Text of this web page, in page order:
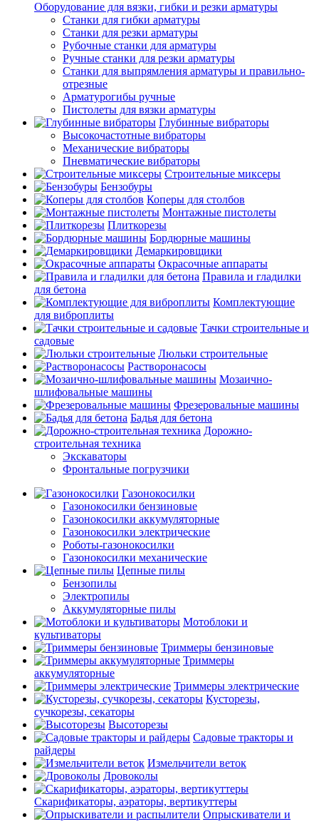
Оборудование для вязки, гибки и резки арматуры
Станки для гибки арматуры
Станки для резки арматуры
Рубочные станки для арматуры
Ручные станки для резки арматуры
Станки для выпрямления арматуры и правильно-
отрезные
Арматурогибы ручные
Пистолеты для вязки арматуры
Глубинные вибраторы
Высокочастотные вибраторы
Механические вибраторы
Пневматические вибраторы
Строительные миксеры
Бензобуры
Коперы для столбов
Монтажные пистолеты
Плиткорезы
Бордюрные машины
Демаркировщики
Окрасочные аппараты
Правила и гладилки
для бетона
Комплектующие
для виброплиты
Тачки строительные и
садовые
Люльки строительные
Растворонасосы
Мозаично-
шлифовальные машины
Фрезеровальные машины
Бадья для бетона
Дорожно-
строительная техника
Экскаваторы
Фронтальные погрузчики
Газонокосилки
Газонокосилки бензиновые
Газонокосилки аккумуляторные
Газонокосилки электрические
Роботы-газонокосилки
Газонокосилки механические
Цепные пилы
Бензопилы
Электропилы
Аккумуляторные пилы
Мотоблоки и
культиваторы
Триммеры бензиновые
Триммеры
аккумуляторные
Триммеры электрические
Кусторезы,
сучкорезы, секаторы
Высоторезы
Садовые тракторы и
райдеры
Измельчители веток
Дровоколы
Скарификаторы, аэраторы, вертикуттеры
Опрыскиватели и